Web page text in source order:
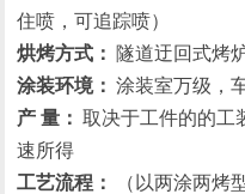
住喷，可追踪喷）
烘烤方式： 隧道迂回式烤
涂装环境： 涂装室万级，
产 量： 取决于工件的的工
速所得
工艺流程：
（以两涂两烤